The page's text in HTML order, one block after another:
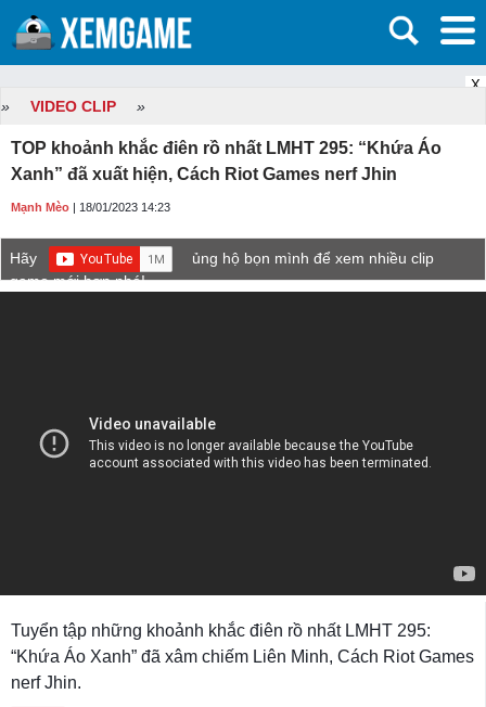
X
» VIDEO CLIP »
TOP khoảnh khắc điên rồ nhất LMHT 295: “Khứa Áo
Xanh” đã xuất hiện, Cách Riot Games nerf Jhin
Mạnh Mèo | 18/01/2023 14:23
Hãy
ủng hộ bọn mình để xem nhiều clip
game mới hơn nhé!
Tuyển tập những khoảnh khắc điên rồ nhất LMHT 295:
“Khứa Áo Xanh” đã xâm chiếm Liên Minh, Cách Riot Games
nerf Jhin.